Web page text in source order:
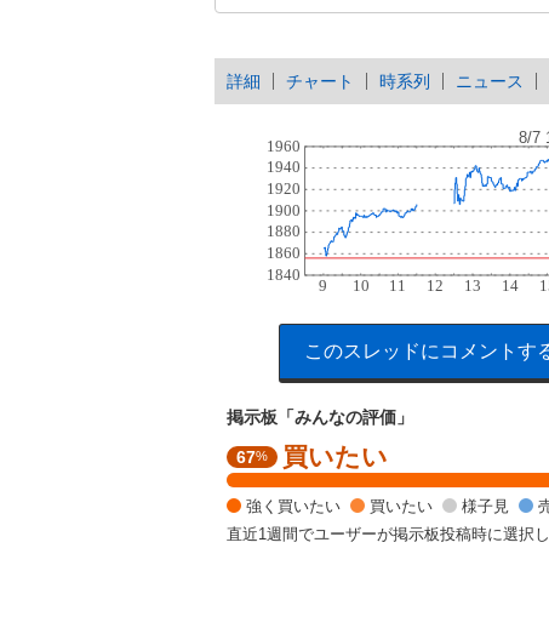
詳細 チャート 時系列 ニュース
このスレッドにコメントす
掲示板「みんなの評価」
強
く
買
い
67% 買いたい
強く買いたい 買いたい 様子見
直近1週間でユーザーが掲示板投稿時に選択